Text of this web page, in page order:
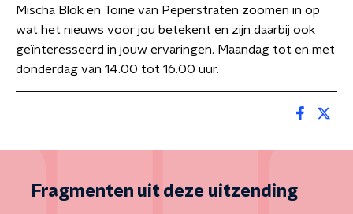
Mischa Blok en Toine van Peperstraten zoomen in op
wat het nieuws voor jou betekent en zijn daarbij ook
geïnteresseerd in jouw ervaringen. Maandag tot en met
donderdag van 14.00 tot 16.00 uur.
Fragmenten uit deze uitzending